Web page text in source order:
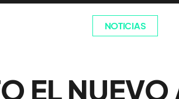
NOTICIAS
EL